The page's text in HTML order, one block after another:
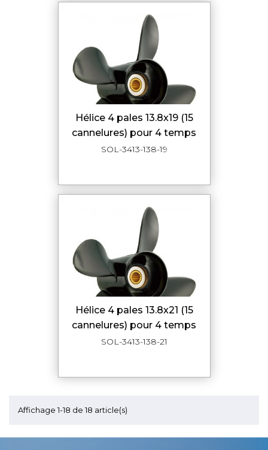
hélice 4 pales 13.8x19 (15
cannelures) pour 4 temps
SOL-3413-138-19
hélice 4 pales 13.8x21 (15
cannelures) pour 4 temps
SOL-3413-138-21
Affichage 1-18 de 18 article(s)